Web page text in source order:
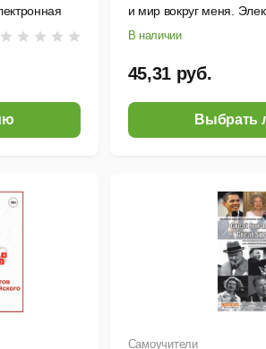
и мир вокруг меня.
В наличии
45,31 руб.
Выбрать
Самоучители